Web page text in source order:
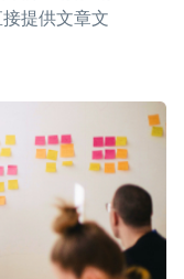
提供文章文